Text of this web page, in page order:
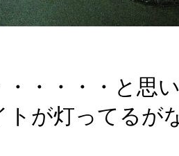
・・・・と思
トが灯ってる